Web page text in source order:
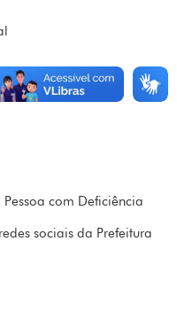
a 69 anos)
com Deficiência
sociais da Prefeitura